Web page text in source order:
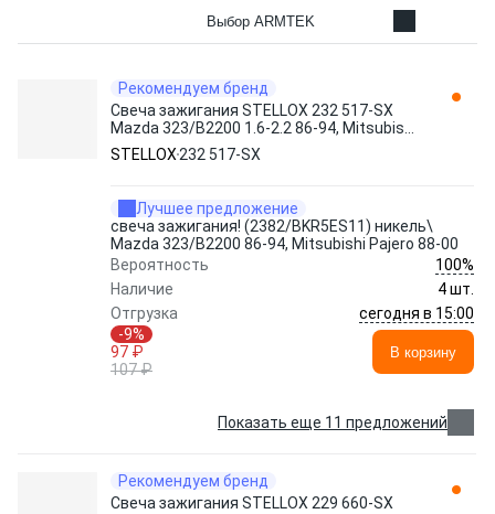
Выбор ARMTEK
Рекомендуем бренд
Свеча зажигания STELLOX 232 517-SX
Mazda 323/B2200 1.6-2.2 86-94, Mitsubishi
Pajero 2.6 88-00
STELLOX 232 517-SX
Лучшее предложение
свеча зажигания! (2382/BKR5ES11) никель\
Mazda 323/B2200 86-94, Mitsubishi Pajero 88-00
Вероятность
100%
Наличие
4 шт.
Отгрузка
сегодня в 15:00
-9%
97 ₽
107 ₽
В корзину
Показать еще 11 предложений
Рекомендуем бренд
Свеча зажигания STELLOX 229 660-SX